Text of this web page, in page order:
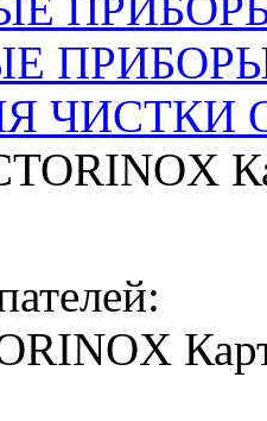
ЧИСТКИ